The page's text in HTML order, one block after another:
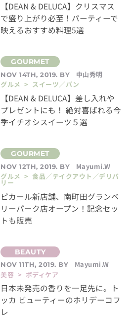
【DEAN & DELUCA】クリスマス
で盛り上がり必至！パーティーで
映えるおすすめ料理5選
NOV 14TH, 2019. BY
中山秀明
グルメ > スイーツ／パン
【DEAN & DELUCA】差し入れや
プレゼントにも！ 絶対喜ばれる今
季イチオシスイーツ５選
NOV 12TH, 2019. BY
Mayumi.W
グルメ > 食品／テイクアウト／デリバ
リー
ピカール新店舗、南町田グランベ
リーパーク店オープン！記念セッ
トも販売
NOV 11TH, 2019. BY
Mayumi.W
美容 > ボディケア
日本未発売の香りを一足先に。ト
ッカ ビューティーのホリデーコフ
レ